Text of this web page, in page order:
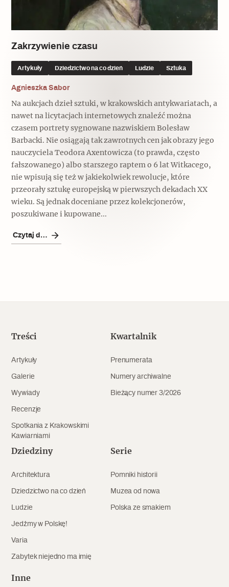
Kruchość rzeczy
Wywiady
Popularne
Dolnośląski Indiana Jones
Recenzje
Popularne
Ulubieniec Fortuny
Jak wskrzesić smak
Ludzie
Siostry rzeźbiarki
Jedźmy w Polskę!
Popularne
Varia
Archeologia
Popularne
Świat
Popularne
Biskupin - rezerwat archeologiczny
Muzea od nowa
Popularne
Jak to działa? Czyli nowa odsłona
Narodowego Muzeum Techniki
Polska ze smakiem
Popularne
Kuchnia w Ostromecku: puder z
jarmużu, zupa z krwi
Zobacz również
Patronaty
MonumentApp
Mapa skojarzeń
Krakowskie Kawiarnie
Zakrzywienie czasu
Artykuły Dziedzictwo na co dzień Ludzie Sztuka
Agnieszka Sabor
Na aukcjach dzieł sztuki, w krakowskich antykwariatach, a
nawet na licytacjach internetowych znaleźć można
czasem portrety sygnowane nazwiskiem Bolesław
Barbacki. Nie osiągają tak zawrotnych cen jak obrazy jego
nauczyciela Teodora Axentowicza (to prawda, często
fałszowanego) albo starszego raptem o 6 lat Witkacego,
nie wpisują się też w jakiekolwiek rewolucje, które
przeorały sztukę europejską w pierwszych dekadach XX
wieku. Są jednak doceniane przez kolekcjonerów,
poszukiwane i kupowane...
Czytaj dalej
Treści
Artykuły
Galerie
Wywiady
Recenzje
Spotkania z Krakowskimi
Kawiarniami
Kwartalnik
Prenumerata
Numery archiwalne
Bieżący numer 3/2026
Dziedziny
Architektura
Dziedzictwo na co dzień
Ludzie
Jedźmy w Polskę!
Varia
Zabytek niejedno ma imię
Serie
Pomniki historii
Muzea od nowa
Polska ze smakiem
Inne